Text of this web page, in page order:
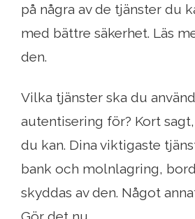
på några av de tjänster du
med bättre säkerhet. Läs
den.
Vilka tjänster ska du
autentisering för? Kort
du kan. Dina viktigaste
bank och molnlagring,
skyddas av den. Något